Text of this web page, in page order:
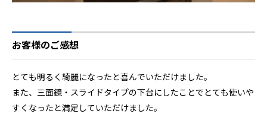
お客様のご感想
とても明るく綺麗になったと喜んでいただけました。
また、三面鏡・スライドタイプの下台にしたことでとても使いや
すくなったと満足していただけました。